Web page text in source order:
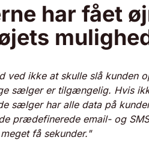
har fået
ved ikke at skulle slå kunden
sælger er tilgængelig. Hvis
sælger har alle data på
prædefinerede email- og
få sekunder."